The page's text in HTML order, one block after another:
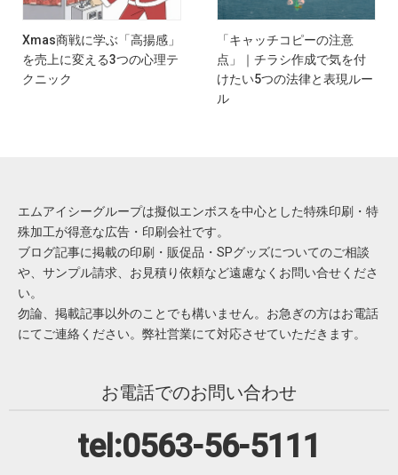
Xmas商戦に学ぶ「高揚感」
を売上に変える3つの心理テ
クニック
「キャッチコピーの注意
点」｜チラシ作成で気を付
けたい5つの法律と表現ルー
ル
エムアイシーグループは擬似エンボスを中心とした特殊印刷・特
殊加工が得意な広告・印刷会社です。
ブログ記事に掲載の印刷・販促品・SPグッズについてのご相談
や、サンプル請求、お見積り依頼など遠慮なくお問い合せくださ
い。
勿論、掲載記事以外のことでも構いません。お急ぎの方はお電話
にてご連絡ください。弊社営業にて対応させていただきます。
お電話でのお問い合わせ
tel:0563-56-5111